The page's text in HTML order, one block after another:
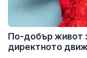
По-добър живот
директното